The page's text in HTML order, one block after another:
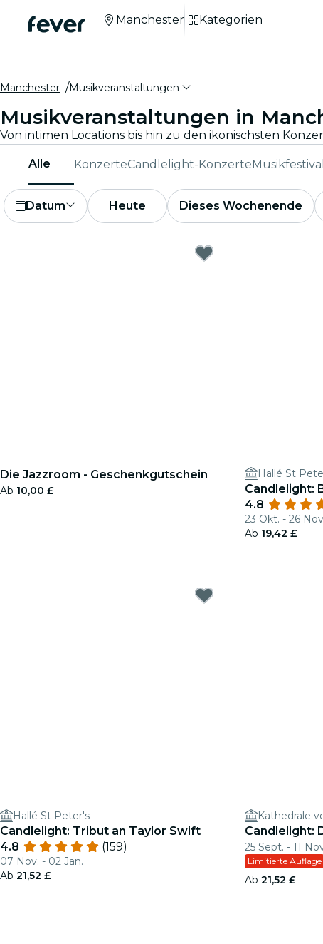
Manchester Kategorien
Manchester Musikveranstaltungen
Musikveranstaltungen in
Alle KonzerteCandlelight-Konzerte
Datum Heute Dieses Wochenende
Die Jazzroom - Geschenkgutschein
Ab 10,00 £
Hallé St
Candlelight:
4.8
23 Okt. - 26
Ab 19,42 £
Hallé St Peter's
Candlelight: Tribut an Taylor Swift
4.8
(159)
07 Nov. - 02 Jan.
Ab 21,52 £
Kathedrale
Candlelight:
25 Sept. - 11
Limitierte Auflage
Ab 21,52 £